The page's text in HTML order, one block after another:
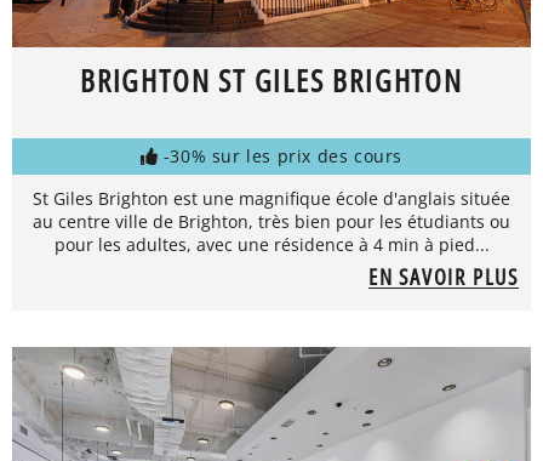
BRIGHTON ST GILES BRIGHTON
-30% sur les prix des cours
St Giles Brighton est une magnifique école d'anglais située
au centre ville de Brighton, très bien pour les étudiants ou
pour les adultes, avec une résidence à 4 min à pied...
EN SAVOIR PLUS